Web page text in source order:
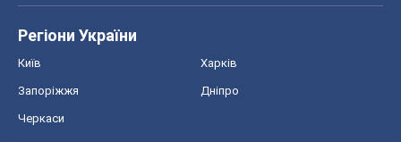
Регіони України
Київ Харків
Запоріжжя Дніпро
Черкаси